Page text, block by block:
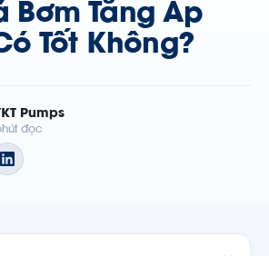
Bơm Tăng Áp
Tốt Không?
Pumps
đọc